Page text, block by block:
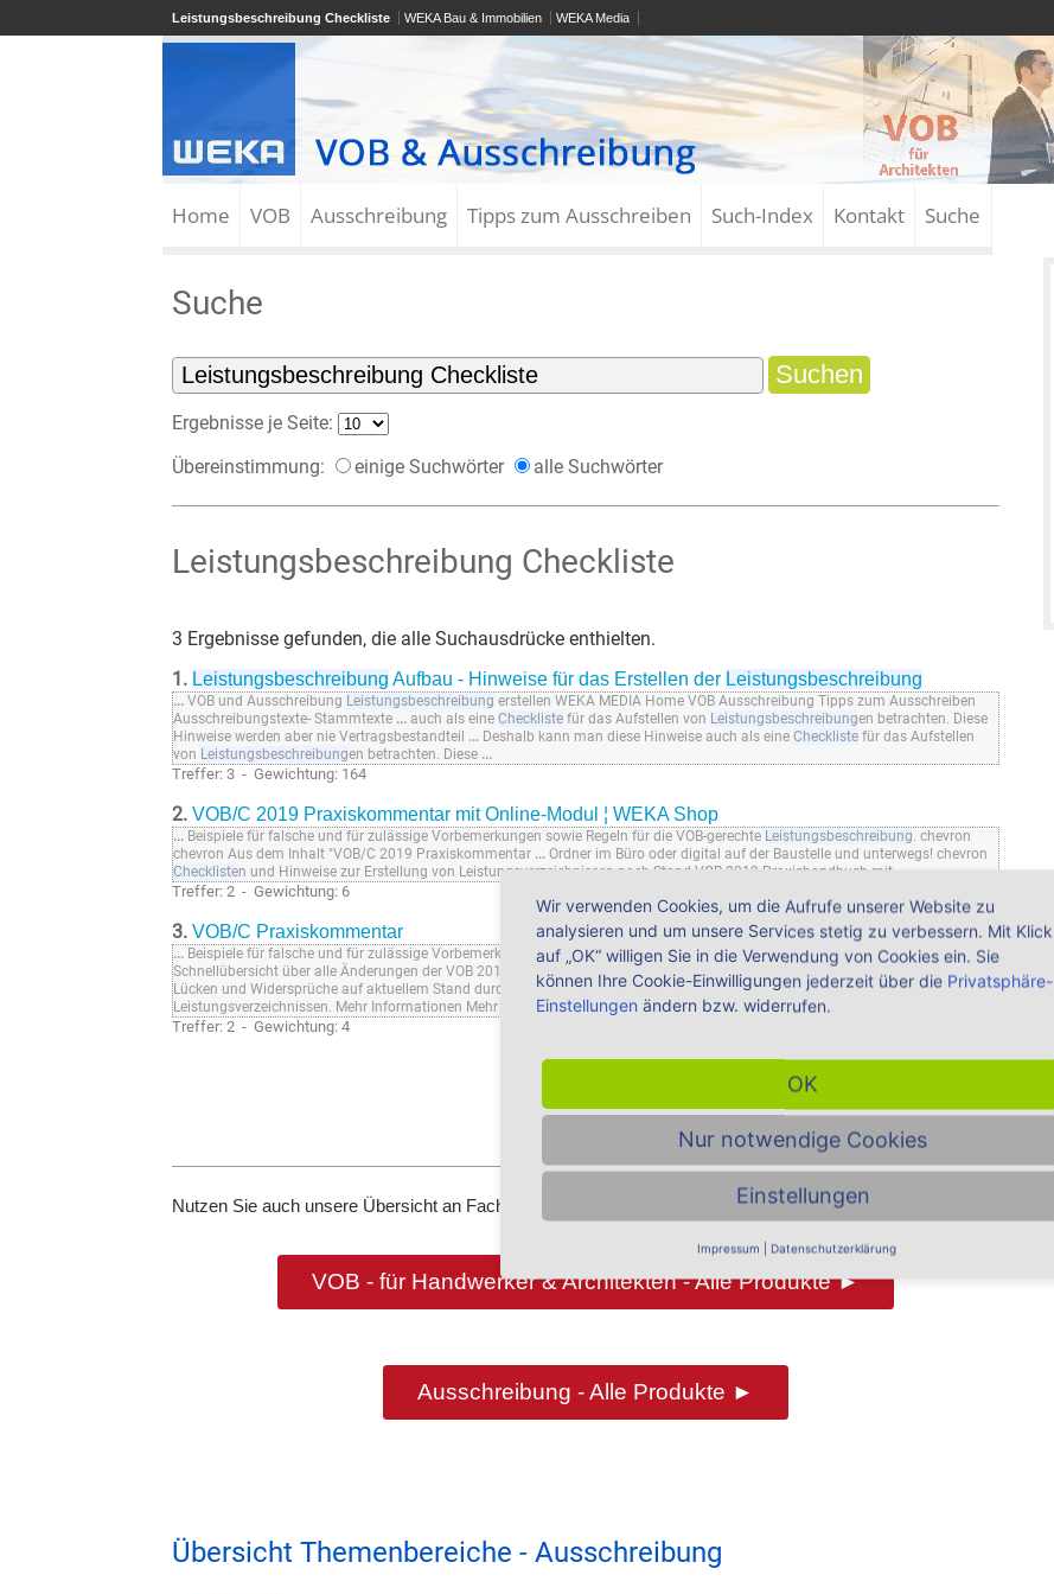
Leistungsbeschreibung Checkliste WEKA Bau & Immobilien WEKA Media
Home VOB Ausschreibung Tipps zum Ausschreiben Such-Index Kontakt Suche
Suche
Ergebnisse je Seite:
Übereinstimmung:
einige Suchwörter alle Suchwörter
Leistungsbeschreibung Checkliste
3 Ergebnisse gefunden, die alle Suchausdrücke enthielten.
1. Leistungsbeschreibung Aufbau - Hinweise für das Erstellen der Leistungsbeschreibung
... VOB und Ausschreibung Leistungsbeschreibung erstellen WEKA MEDIA Home VOB Ausschreibung Tipps zum Ausschreiben
Ausschreibungstexte- Stammtexte ... auch als eine Checkliste für das Aufstellen von Leistungsbeschreibungen betrachten. Diese
Hinweise werden aber nie Vertragsbestandteil ... Deshalb kann man diese Hinweise auch als eine Checkliste für das Aufstellen
von Leistungsbeschreibungen betrachten. Diese ...
Treffer: 3 - Gewichtung: 164
2. VOB/C 2019 Praxiskommentar mit Online-Modul ¦ WEKA Shop
... Beispiele für falsche und für zulässige Vorbemerkungen sowie Regeln für die VOB-gerechte Leistungsbeschreibung. chevron
chevron Aus dem Inhalt "VOB/C 2019 Praxiskommentar ... Ordner im Büro oder digital auf der Baustelle und unterwegs! chevron
Checklisten und Hinweise zur Erstellung von Leistungsverzeichnissen nach Stand VOB 2019 Praxishandbuch mit
Treffer: 2 - Gewichtung: 6
3. VOB/C Praxiskommentar
... Beispiele für falsche und für zulässige Vorbemerkungen sowie Regeln für die VOB-gerechteLeistungsbeschreibung. Inhalt
Schnellübersicht über alle Änderungen der VOB 2019: Allgemeine Regelungen ...
Abrechnung und Ausschreibung LVs ohne
Lücken und Widersprüche auf aktuellem Stand durch
Checklisten und detaillierte Hinweise zur Erstellung von
Leistungsverzeichnissen. Mehr Informationen Mehr Informationen...
Treffer: 2 - Gewichtung: 4
Nutzen Sie auch unsere Übersicht an Fachbegriffen im
VOB - für Handwerker & Architekten - Alle Produkte ►
Ausschreibung - Alle Produkte ►
Übersicht Themenbereiche - Ausschreibung
Wir verwenden Cookies, um die Aufrufe unserer Website zu
analysieren und um unsere Services stetig zu verbessern. Mit Klick
auf „OK“ willigen Sie in die Verwendung von Cookies ein. Sie
können Ihre Cookie-Einwilligungen jederzeit über die Privatsphäre-
Einstellungen ändern bzw. widerrufen.
OK
Nur notwendige Cookies
Einstellungen
Impressum | Datenschutzerklärung